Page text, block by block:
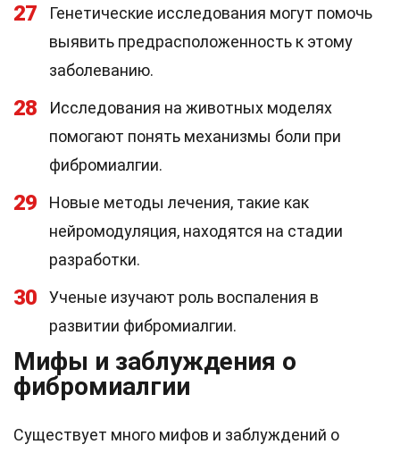
27
Генетические исследования могут помочь
выявить предрасположенность к этому
заболеванию.
28
Исследования на животных моделях
помогают понять механизмы боли при
фибромиалгии.
29
Новые методы лечения, такие как
нейромодуляция, находятся на стадии
разработки.
30
Ученые изучают роль воспаления в
развитии фибромиалгии.
Мифы и заблуждения о
фибромиалгии
Существует много мифов и заблуждений о